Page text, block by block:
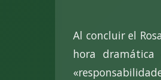
Al concluir el
hora